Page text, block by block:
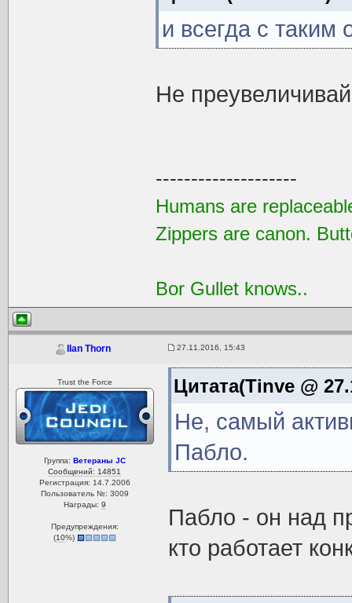
и всегда с таким
Не
--------------------
Humans are
Zippers are canon.
Bor Gullet knows..
Ilan Thorn 27.11.2016, 15:43
Trust the Force
Группа: Ветераны JC
Сообщений: 14851
Регистрация: 14.7.2006
Пользователь №: 3009
Награды: 9
Предупреждения:
(10%)
Цитата(Tinve @
Не, самый
Пабло.
Пабло - он над
кто работает